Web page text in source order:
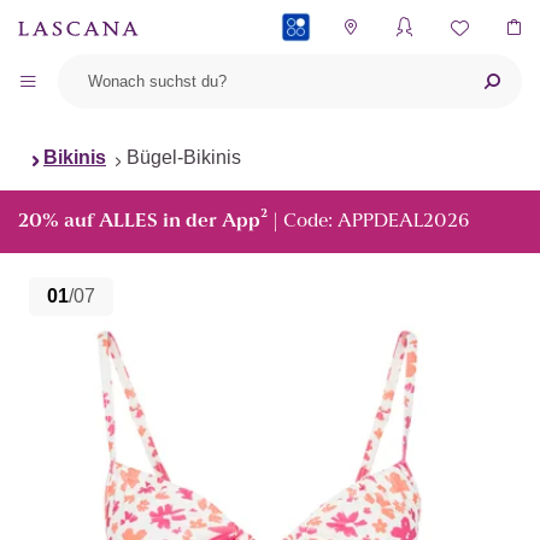
Bikinis Bügel-Bikinis
20% auf ALLES in der App² | Code: APPDEAL2026
01/07